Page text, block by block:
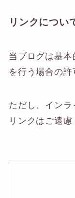
リンクについ
当ブログは基
を行う場合の許
ただし、イン
リンクはご遠慮